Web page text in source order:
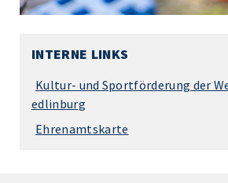
INTERNE LINKS
Kultur- und Sportförderung der
edlinburg
Ehrenamtskarte